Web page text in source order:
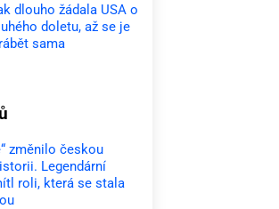
dlouho žádala USA o
doletu, až se je
sama
změnilo českou
Legendární
roli, která se stala